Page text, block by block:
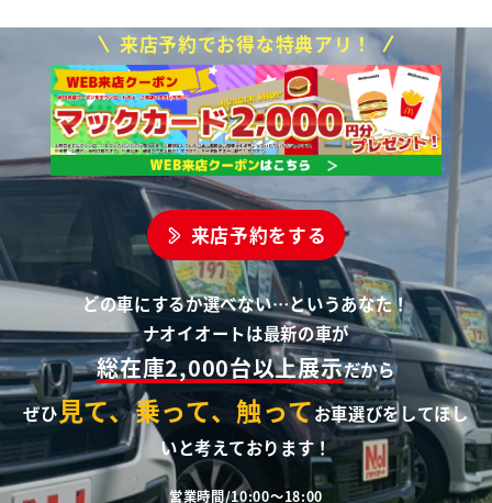
来店予約でお得な特典アリ！
来店予約をする
どの車にするか選べない…というあなた！
ナオイオートは最新の車が
総在庫2,000台以上展示だから
ぜひ見て、乗って、触ってお車選びをしてほし
いと考えております！
営業時間/10:00～18:00